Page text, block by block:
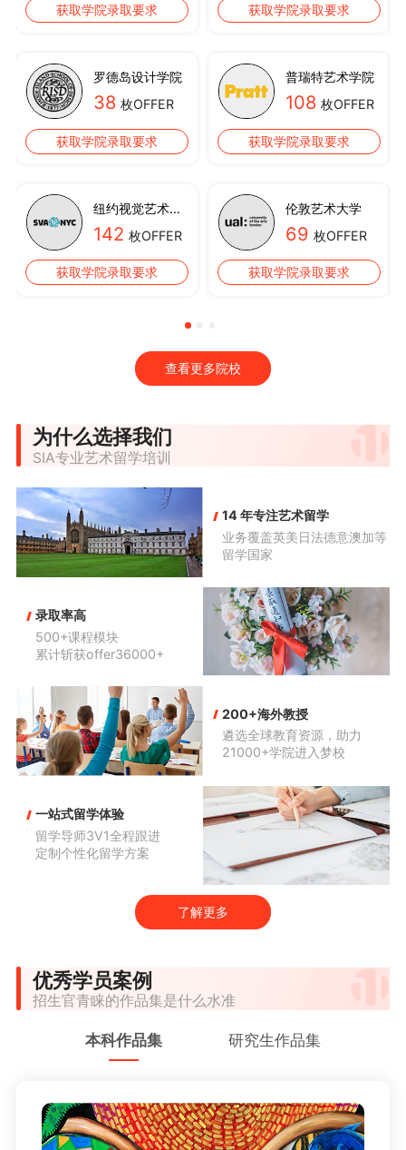
获取学院录取要求 获取学院录取要求
罗德岛设计学院
38 枚OFFER
获取学院录取要求
普瑞特艺术学院
108 枚OFFER
获取学院录取要求
纽约视觉艺术学院
142 枚OFFER
获取学院录取要求
伦敦艺术大学
69 枚OFFER
获取学院录取要求
查看更多院校
为什么选择我们
SIA专业艺术留学培训
14 年专注艺术留学
业务覆盖英美日法德意澳加等
留学国家
录取率高
500+课程模块
累计斩获offer36000+
200+海外教授
遴选全球教育资源，助力
21000+学院进入梦校
一站式留学体验
留学导师3V1全程跟进
定制个性化留学方案
了解更多
优秀学员案例
招生官青睐的作品集是什么水准
本科作品集 研究生作品集